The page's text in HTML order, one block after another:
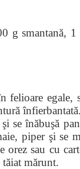
g smantană, 1
egale,
se înăbuşă
piper şi se
orez sau cu
tăiat mărunt.